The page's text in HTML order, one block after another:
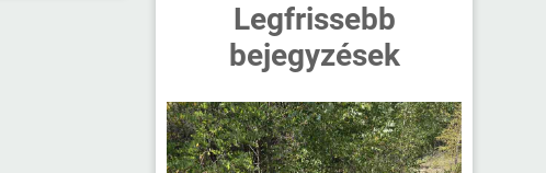
Legfrissebb
bejegyzések